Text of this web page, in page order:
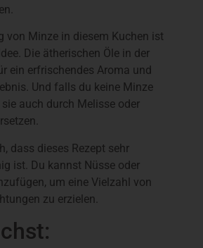
von Minze in diesem Kuchen ist
Die ätherischen Öle in der
ein erfrischendes Aroma und
Und falls du keine Minze
auch durch Melisse oder
dass dieses Rezept sehr
ist. Du kannst Nüsse oder
um eine Vielzahl von
zu erzielen.